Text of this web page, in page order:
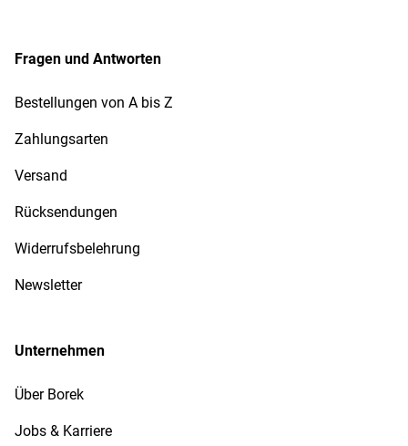
Fragen und Antworten
Bestellungen von A bis Z
Zahlungsarten
Versand
Rücksendungen
Widerrufsbelehrung
Newsletter
Unternehmen
Über Borek
Jobs & Karriere